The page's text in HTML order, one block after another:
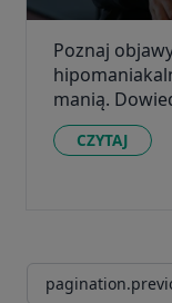
Poznaj
manią.
CZYTAJ